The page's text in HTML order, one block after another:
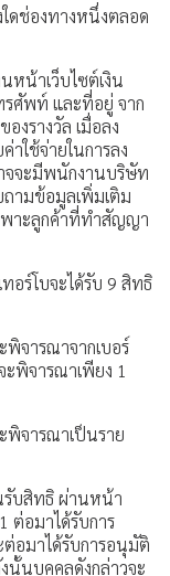
ดช่องทางหนึ่งตลอด
หน้าเว็บไซต์เงิน
รศัพท์ และที่อยู่ จาก
งรางวัล เมื่อลง
าใช้จ่ายในการลง
จจะมีพนักงานบริษัท
ามข้อมูลเพิ่มเติม
พาะลูกค้าที่ทำสัญญา
อร์โบจะได้รับ 9 สิทธิ
พิจารณาจากเบอร์
พิจารณาเพียง 1
พิจารณาเป็นราย
รับสิทธิ ผ่านหน้า
ต่อมาได้รับการ
อมาได้รับการอนุมัติ
นั้นบุคคลดังกล่าวจะ